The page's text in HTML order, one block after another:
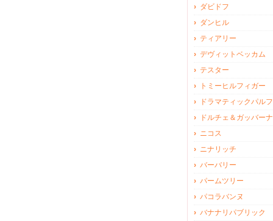
ダビドフ
ダンヒル
ティアリー
デヴィットベッカム
テスター
トミーヒルフィガー
ドラマティックパル
ドルチェ＆ガッバーナ
ニコス
ニナリッチ
バーバリー
パームツリー
パコラバンヌ
バナナリパブリック